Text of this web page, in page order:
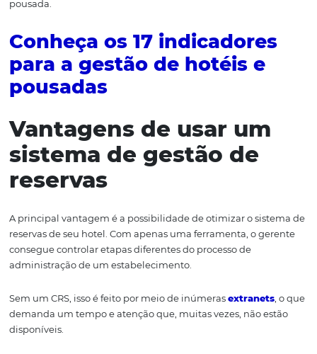
eficiente, você consegue incrementar o seu serviço e
aproveitamento do seu tempo, das tarefas mais básicas
exigentes.
omotor de reservasdo seu hotel, fazer a gestão de
OTAs (Online Travel Agencies), administrar as
receber, em tempo real, dados e informações
sirvam de base para implementar melhorias no hotel ou
Conheça os 17
para a gestão de hotéis e
pousadas
Vantagens de usar